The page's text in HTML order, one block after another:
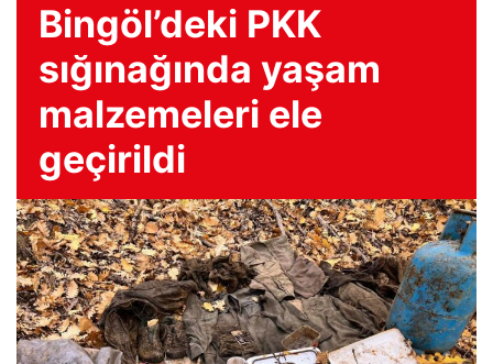
Bingöl’deki PKK
sığınağında yaşam
malzemeleri ele
geçirildi